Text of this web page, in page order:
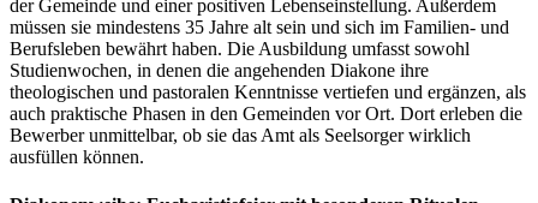
der Gemeinde und einer positiven Lebenseinstellung. Außerdem
müssen sie mindestens 35 Jahre alt sein und sich im Familien- und
Berufsleben bewährt haben. Die Ausbildung umfasst sowohl
Studienwochen, in denen die angehenden Diakone ihre
theologischen und pastoralen Kenntnisse vertiefen und ergänzen, als
auch praktische Phasen in den Gemeinden vor Ort. Dort erleben die
Bewerber unmittelbar, ob sie das Amt als Seelsorger wirklich
ausfüllen können.